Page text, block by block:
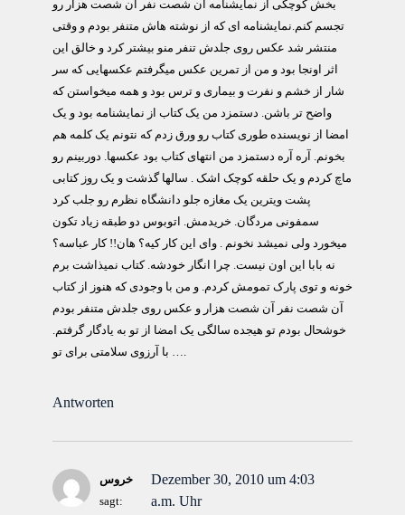
بخش کوچکی از نمایشنامه آن شصت نفر آن شصت هزار رو
تجسم کنم.نمایشنامه ای که از نوشته هاش متنفر بودم و وقتی
منتشر شد عکس روی جلدش تنفر منو بیشتر کرد و خالق این
اثر اونجا بود و من از تمرین عکس میگرفتم عکسهایی که سر
شار از خشم و نفرت و بیماری و ترس بود و همه میخواستن که
واضح تر باشن. دستمزد من یک کتاب از نمایشنامه بود و یک
امضا از نویسنده طوری کتاب رو ورق زدم که نتونم یک کلمه هم
بخونم. آره آره دستمزد من انتهای کتاب بود عکسها. دوربینم رو
ماچ کردم و یک حلقه کوچک اشک . سالها گذشت و یک روز کتابی
پشت ویترین یک مغازه جلو دانشگاه نظرم رو جلب کرد
سمفونی مردگان. خریدمش. اتوبوس دو طبقه زیاد تکون
میخورد ولی نمیشد نخونم . وای این کار کیه؟ هان!! کار عباسه؟
نه بابا این اون نیست. چرا انگار خودشه. کتاب نمیذاشت برم
خونه و توی پارک تمومش کردم. و من با وجودی که هنوز از کتاب
آن شصت نفر آن شصت هزار و عکس روی جلدش متنفر بودم
خوشحال بودم تو هیجده سالگی یک امضا از تو به یادگار گرفتم.
با آرزوی سلامتی برای تو ….
Antworten
خروس
sagt:
Dezember 30, 2010 um 4:03
a.m. Uhr